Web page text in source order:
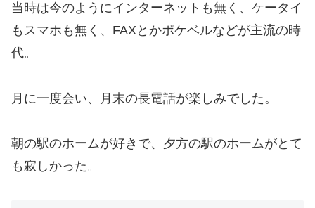
当時は今のようにインターネットも無く、ケータイ
もスマホも無く、FAXとかポケベルなどが主流の時
代。
月に一度会い、月末の長電話が楽しみでした。
朝の駅のホームが好きで、夕方の駅のホームがとて
も寂しかった。